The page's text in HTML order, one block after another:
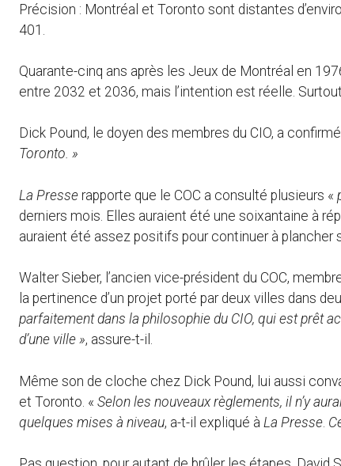
Précision : Montréal et Toronto sont distantes
401.
Quarante-cinq ans après les Jeux de Montréal en
entre 2032 et 2036, mais l’intention est réelle.
Dick Pound, le doyen des membres du CIO, a
Toronto. »
La Presse rapporte que le COC a consulté plusieurs «
derniers mois. Elles auraient été une soixantaine à
auraient été assez positifs pour continuer à plancher
Walter Sieber, l’ancien vice-président du COC,
la pertinence d’un projet porté par deux villes dans
parfaitement dans la philosophie du CIO, qui est prêt
d’une ville », assure-t-il.
Même son de cloche chez Dick Pound, lui aussi
et Toronto. « Selon les nouveaux règlements, il n’y
quelques mises à niveau, a-t-il expliqué à La Presse